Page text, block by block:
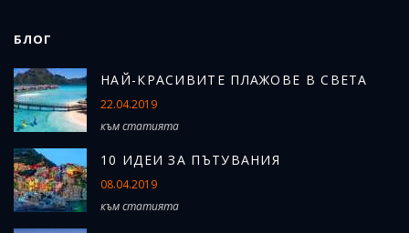
БЛОГ
НАЙ-КРАСИВИТЕ ПЛАЖОВЕ В СВЕТА
22.04.2019
към статията
10 ИДЕИ ЗА ПЪТУВАНИЯ
08.04.2019
към статията